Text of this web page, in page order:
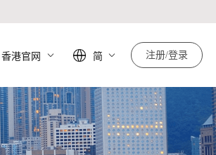
香港官网 简 注册/登录